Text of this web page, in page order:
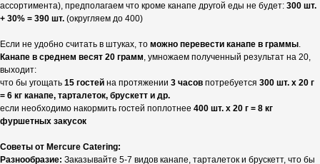
ассортимента), предполагаем что кроме канапе другой еды не будет: 300 шт.
+ 30% = 390 шт. (округляем до 400)
Если не удобно считать в штуках, то можно перевести канапе в граммы.
Канапе в среднем весят 20 грамм, умножаем полученный результат на 20,
выходит:
что бы угощать 15 гостей на протяжении 3 часов потребуется 300 шт. х 20 г
= 6 кг канапе, тарталеток, брускетт и др.
если необходимо накормить гостей поплотнее 400 шт. х 20 г = 8 кг
фуршетных закусок
Советы от Mercure Catering:
Разнообразие: Заказывайте 5-7 видов канапе, тарталеток и брускетт, что бы